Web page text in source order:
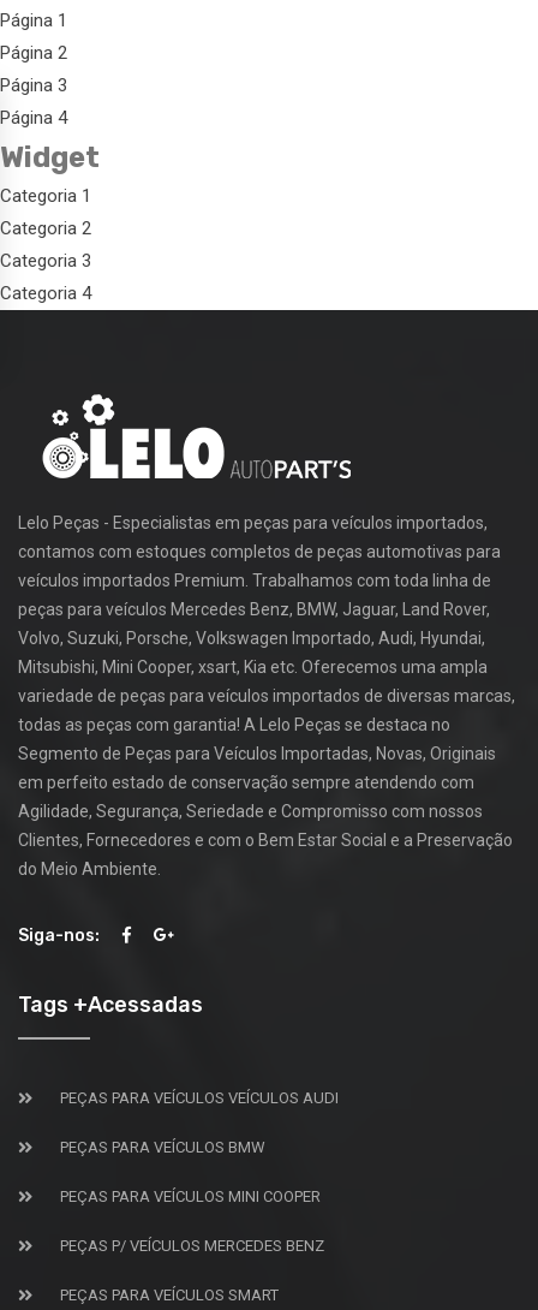
Página 1
Página 2
Página 3
Página 4
Widget
Categoria 1
Categoria 2
Categoria 3
Categoria 4
Lelo Peças - Especialistas em peças para veículos importados,
contamos com estoques completos de peças automotivas para
veículos importados Premium. Trabalhamos com toda linha de
peças para veículos Mercedes Benz, BMW, Jaguar, Land Rover,
Volvo, Suzuki, Porsche, Volkswagen Importado, Audi, Hyundai,
Mitsubishi, Mini Cooper, xsart, Kia etc. Oferecemos uma ampla
variedade de peças para veículos importados de diversas marcas,
todas as peças com garantia! A Lelo Peças se destaca no
Segmento de Peças para Veículos Importadas, Novas, Originais
em perfeito estado de conservação sempre atendendo com
Agilidade, Segurança, Seriedade e Compromisso com nossos
Clientes, Fornecedores e com o Bem Estar Social e a Preservação
do Meio Ambiente.
Siga-nos:
Tags +Acessadas
PEÇAS PARA VEÍCULOS VEÍCULOS AUDI
PEÇAS PARA VEÍCULOS BMW
PEÇAS PARA VEÍCULOS MINI COOPER
PEÇAS P/ VEÍCULOS MERCEDES BENZ
PEÇAS PARA VEÍCULOS SMART